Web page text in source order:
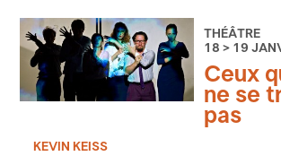
Culture et de la
/ © S. Gosselin
THÉÂTRE
18 > 19
Ceux
ne se
pas
KEVIN KEISS